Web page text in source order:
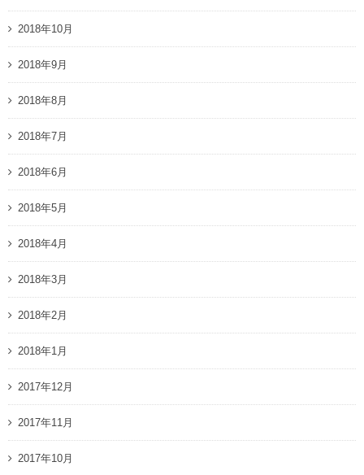
2018年10月
2018年9月
2018年8月
2018年7月
2018年6月
2018年5月
2018年4月
2018年3月
2018年2月
2018年1月
2017年12月
2017年11月
2017年10月